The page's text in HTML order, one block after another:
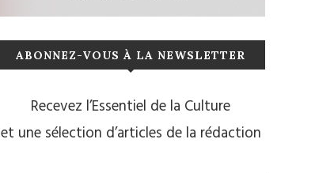
ABONNEZ-VOUS À LA NEWSLETTER
Recevez l’Essentiel de la Culture
et une sélection d’articles de la rédaction